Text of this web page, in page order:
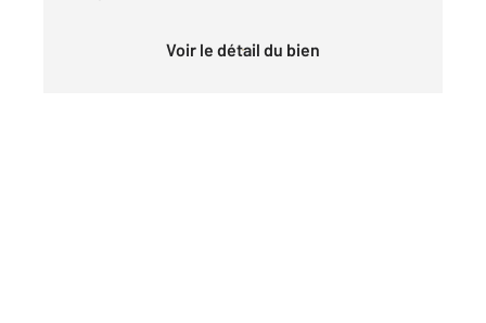
Voir le détail du bien